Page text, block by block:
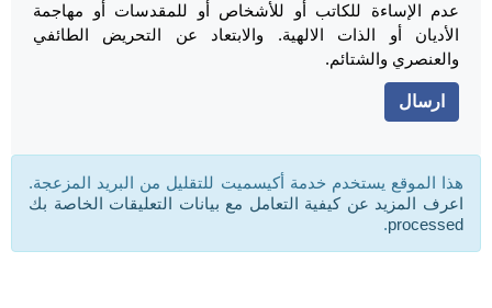
عدم الإساءة للكاتب أو للأشخاص أو للمقدسات أو مهاجمة
الأديان أو الذات الالهية. والابتعاد عن التحريض الطائفي
والعنصري والشتائم.
هذا الموقع يستخدم خدمة أكيسميت للتقليل من البريد المزعجة.
اعرف المزيد عن كيفية التعامل مع بيانات التعليقات الخاصة بك
processed
.